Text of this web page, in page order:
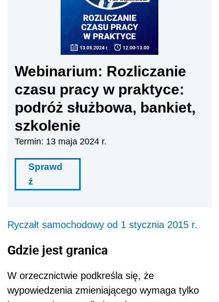
Webinarium: Rozliczanie
czasu pracy w praktyce:
podróż służbowa, bankiet,
szkolenie
Termin: 13 maja 2024 r.
Sprawd
ź
Ryczałt samochodowy od 1 stycznia 2015 r.
Gdzie jest granica
W orzecznictwie podkreśla się, że
wypowiedzenia zmieniającego wymaga tylko